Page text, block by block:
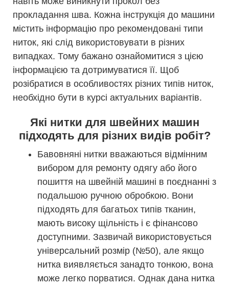
прокладання шва. Кожна інструкція до машини
містить інформацію про рекомендовані типи
ниток, які слід використовувати в різних
випадках. Тому бажано ознайомитися з цією
інформацією та дотримуватися її. Щоб
розібратися в особливостях різних типів ниток,
необхідно бути в курсі актуальних варіантів.
Які нитки для швейних машин
підходять для різних видів робіт?
Бавовняні нитки вважаються відмінним
вибором для ремонту одягу або його
пошиття на швейній машині в поєднанні з
подальшою ручною обробкою. Вони
підходять для багатьох типів тканин,
мають високу щільність і є фінансово
доступними. Зазвичай використовується
універсальний розмір (№50), але якщо
нитка виявляється занадто тонкою, вона
може легко порватися. Однак дана нитка